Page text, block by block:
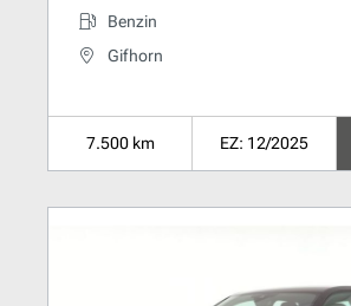
Benzin
Gifhorn
7.500 km EZ: 12/2025